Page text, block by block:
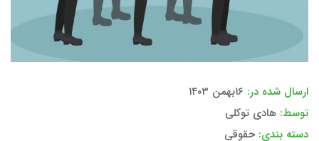
ارسال شده در: ۱۶بهمن ۱۴۰۳
توسط: هادی توکلی
دسته بندی: حقوقی